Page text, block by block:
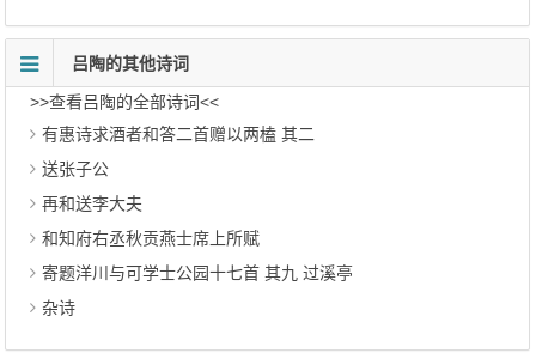
吕陶的其他诗词
>>查看吕陶的全部诗词<<
有惠诗求酒者和答二首赠以两榼 其二
送张子公
再和送李大夫
和知府右丞秋贡燕士席上所赋
寄题洋川与可学士公园十七首 其九 过溪亭
杂诗